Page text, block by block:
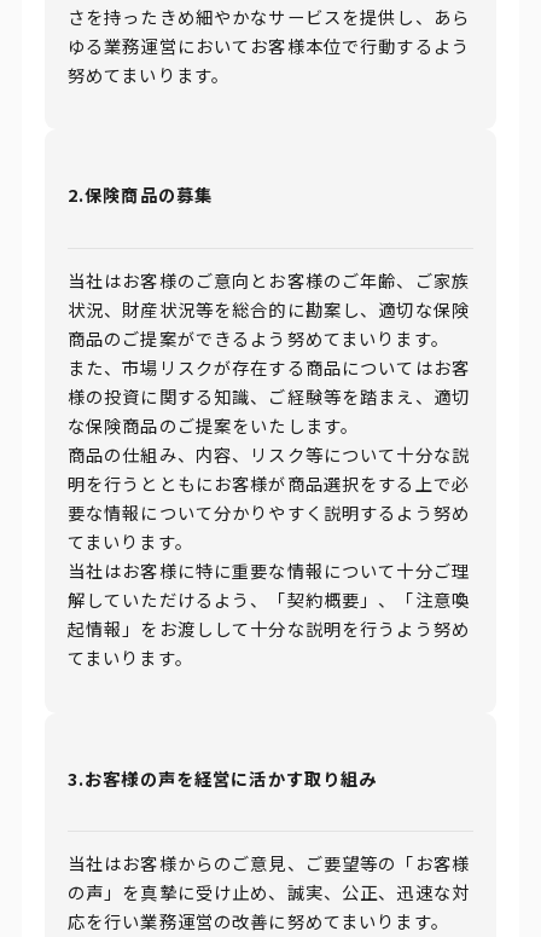
さを持ったきめ細やかなサービスを提供し、あら
ゆる業務運営においてお客様本位で行動するよう
努めてまいります。
2.保険商品の募集
当社はお客様のご意向とお客様のご年齢、ご家族
状況、財産状況等を総合的に勘案し、適切な保険
商品のご提案ができるよう努めてまいります。
また、市場リスクが存在する商品についてはお客
様の投資に関する知識、ご経験等を踏まえ、適切
な保険商品のご提案をいたします。
商品の仕組み、内容、リスク等について十分な説
明を行うとともにお客様が商品選択をする上で必
要な情報について分かりやすく説明するよう努め
てまいります。
当社はお客様に特に重要な情報について十分ご理
解していただけるよう、「契約概要」、「注意喚
起情報」をお渡しして十分な説明を行うよう努め
てまいります。
3.お客様の声を経営に活かす取り組み
当社はお客様からのご意見、ご要望等の「お客様
の声」を真摯に受け止め、誠実、公正、迅速な対
応を行い業務運営の改善に努めてまいります。